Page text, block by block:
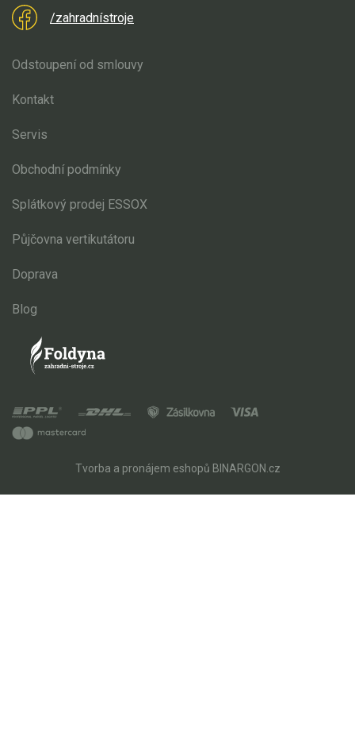
/zahradnístroje
Odstoupení od smlouvy
Kontakt
Servis
Obchodní podmínky
Splátkový prodej ESSOX
Půjčovna vertikutátoru
Doprava
Blog
Tvorba a pronájem eshopů BINARGON.cz